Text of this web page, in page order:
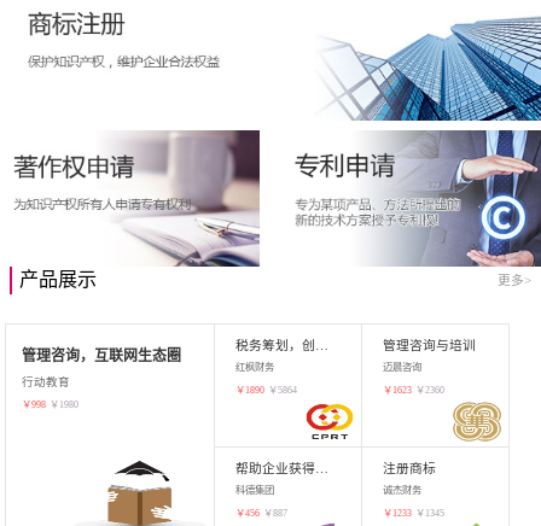
产品展示 更多>
管理咨询，互联网生态圈
行动教育
￥998 ￥ 1980
红枫财务
￥ 1890 ￥5864
管理咨询与培训
迈晨咨询
￥ 1623 ￥2360
科德集团
￥456 ￥887
注册商标
诚杰财务
￥ 1233 ￥ 1345